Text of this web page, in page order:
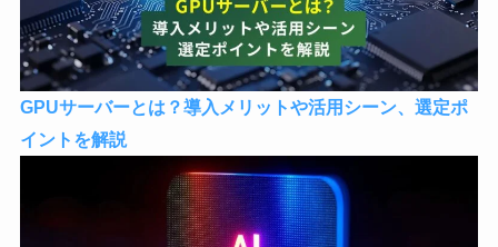
GPUサーバーとは？導入メリットや活用シーン、選定ポ
イントを解説